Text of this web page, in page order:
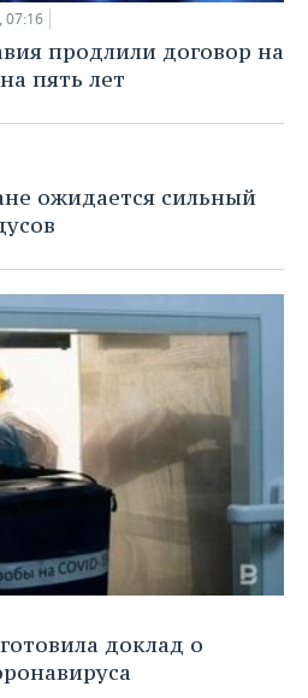
07:16
продлили договор на
пять лет
ожидается сильный
доклад о